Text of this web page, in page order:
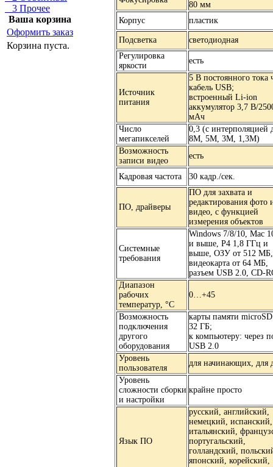
3 Прочее
Ваша корзина
Оформить заказ
Корзина пуста.
80 мм
Корпус
пластик
Подсветка
светодиодная
Регулировка
яркости
есть
Источник
питания
5 В постоянного тока
кабель USB;
встроенный Li-ion
аккумулятор 3,7 В/
мАч
Число
мегапикселей
0,3 (с интерполяцией
8M, 5M, 3M, 1,3M)
Возможность
записи видео
есть
Кадровая частота 30 кадр./сек.
ПО, драйверы
ПО для захвата и
редактирования фото
видео, с функцией
измерения объектов
Системные
требования
Windows 7/8/10, Mac
и выше, P4 1,8 ГГц и
выше, ОЗУ от 512 МБ,
видеокарта от 64 МБ,
разъем USB 2.0, CD-
Диапазон
рабочих
температур, °С
0…+45
Возможность
подключения
другого
оборудования
карты памяти
32 ГБ;
к компьютеру: через
USB 2.0
Уровень
пользователя
для начинающих, для
Уровень
сложности сборки
и настройки
крайне просто
Язык ПО
русский, английский,
немецкий, испанский,
итальянский,
португальский,
голландский,
японский, корейский,